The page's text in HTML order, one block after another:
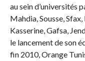
au sein d’universités
Mahdia, Sousse,
Kasserine, Gafsa,
le lancement de son
fin 2010, Orange